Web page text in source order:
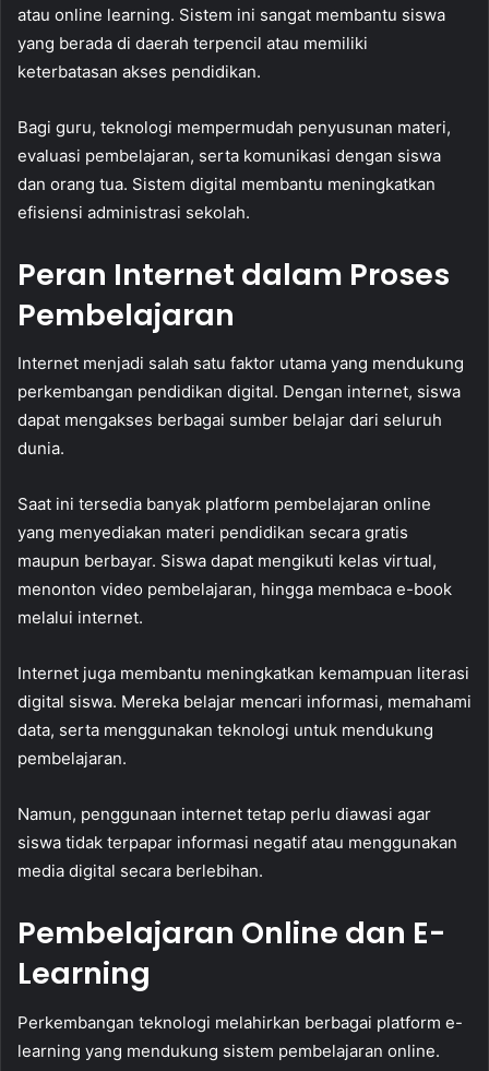
atau online learning. Sistem ini sangat membantu siswa
yang berada di daerah terpencil atau memiliki
keterbatasan akses pendidikan.
Bagi guru, teknologi mempermudah penyusunan materi,
evaluasi pembelajaran, serta komunikasi dengan siswa
dan orang tua. Sistem digital membantu meningkatkan
efisiensi administrasi sekolah.
Peran Internet dalam Proses
Pembelajaran
Internet menjadi salah satu faktor utama yang mendukung
perkembangan pendidikan digital. Dengan internet, siswa
dapat mengakses berbagai sumber belajar dari seluruh
dunia.
Saat ini tersedia banyak platform pembelajaran online
yang menyediakan materi pendidikan secara gratis
maupun berbayar. Siswa dapat mengikuti kelas virtual,
menonton video pembelajaran, hingga membaca e-book
melalui internet.
Internet juga membantu meningkatkan kemampuan literasi
digital siswa. Mereka belajar mencari informasi, memahami
data, serta menggunakan teknologi untuk mendukung
pembelajaran.
Namun, penggunaan internet tetap perlu diawasi agar
siswa tidak terpapar informasi negatif atau menggunakan
media digital secara berlebihan.
Pembelajaran Online dan E-
Learning
Perkembangan teknologi melahirkan berbagai platform e-
learning yang mendukung sistem pembelajaran online.